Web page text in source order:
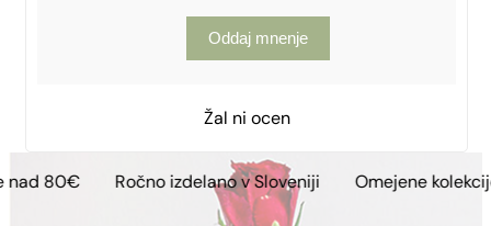
Oddaj mnenje
Žal ni ocen
Ročno izdelano v Sloveniji Omejene kolekcije